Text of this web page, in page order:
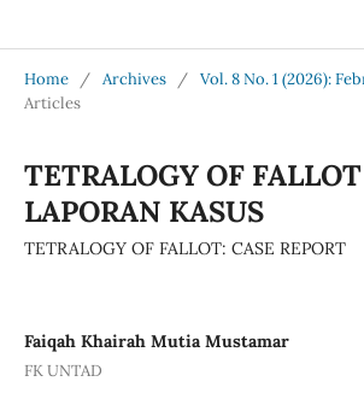
Home / Archives / Vol. 8 No. 1 (2026):
Articles
TETRALOGY OF
LAPORAN KASUS
TETRALOGY OF FALLOT: CASE REPORT
Faiqah Khairah Mutia Mustamar
FK UNTAD